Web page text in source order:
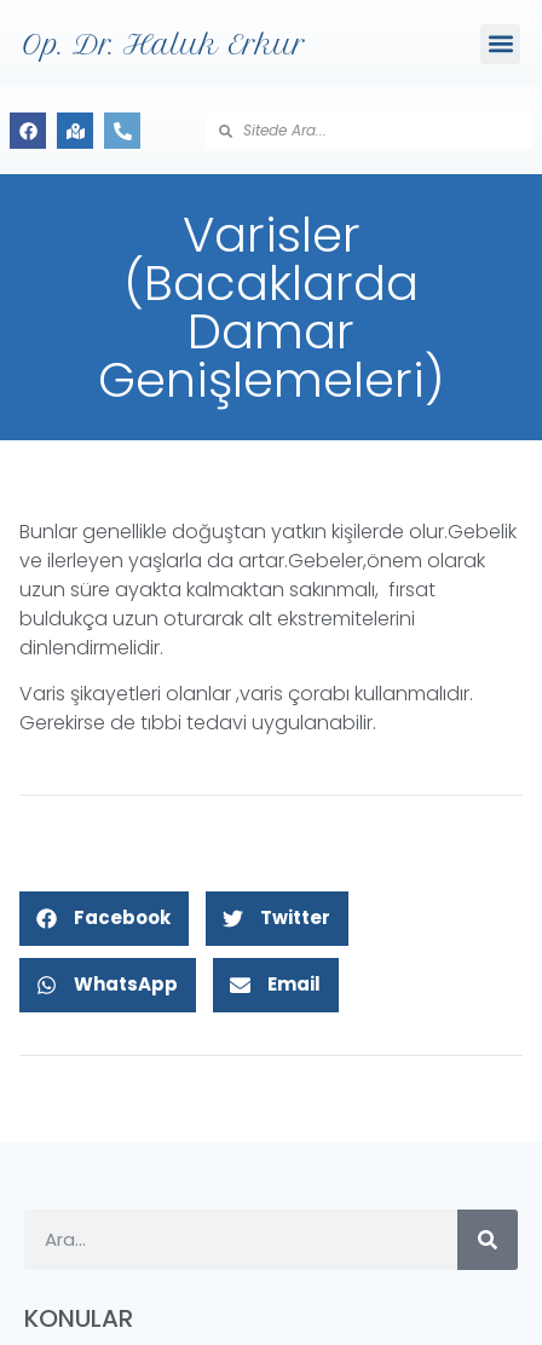
Op. Dr. Haluk Erkur
Varisler
(Bacaklarda
Damar
Genişlemeleri)
Bunlar genellikle doğuştan yatkın kişilerde olur.Gebelik
ve ilerleyen yaşlarla da artar.Gebeler,önem olarak
uzun süre ayakta kalmaktan sakınmalı, fırsat
buldukça uzun oturarak alt ekstremitelerini
dinlendirmelidir.
Varis şikayetleri olanlar ,varis çorabı kullanmalıdır.
Gerekirse de tıbbi tedavi uygulanabilir.
Facebook Twitter
WhatsApp Email
KONULAR